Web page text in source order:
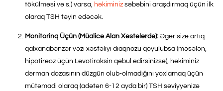
tökülməsi və s.) varsa, həkiminiz səbəbini araşdırmaq üçün ilk
olaraq TSH təyin edəcək.
Monitorinq Üçün (Müalicə Alan Xəstələrdə): Əgər sizə artıq
qalxanabənzər vəzi xəstəliyi diaqnozu qoyulubsa (məsələn,
hipotireoz üçün Levotiroksin qəbul edirsinizsə), həkiminiz
dərman dozasının düzgün olub-olmadığını yoxlamaq üçün
mütəmadi olaraq (adətən 6-12 ayda bir) TSH səviyyənizə